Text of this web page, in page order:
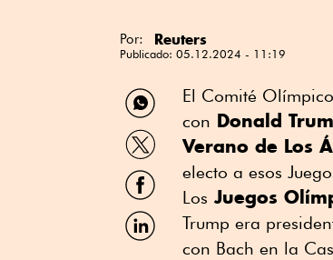
Por: Reuters
Publicado: 05.12.2024 - 11:19
Compartir
por
WhatsApp
Compartir
por
Twitter
Compartir
por
Facebook
Compartir
por
El Comité
con Donald
Verano de Los
electo a esos
Los Juegos
Trump era
con Bach en la